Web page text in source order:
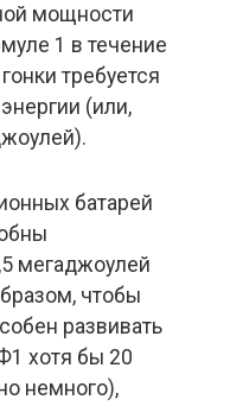
мощности
1 в течение
требуется
(или,
батарей
мегаджоулей
чтобы
развивать
хотя бы 20
немного),